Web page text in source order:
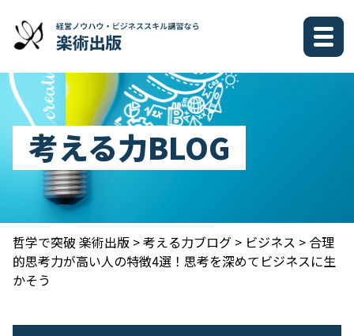
考える力BLOG
哲学で突破 楽術出版 >考える力ブログ > ビジネス > 合理
的思考力が高い人の特徴4選！思考を深めてビジネスに生
かそう